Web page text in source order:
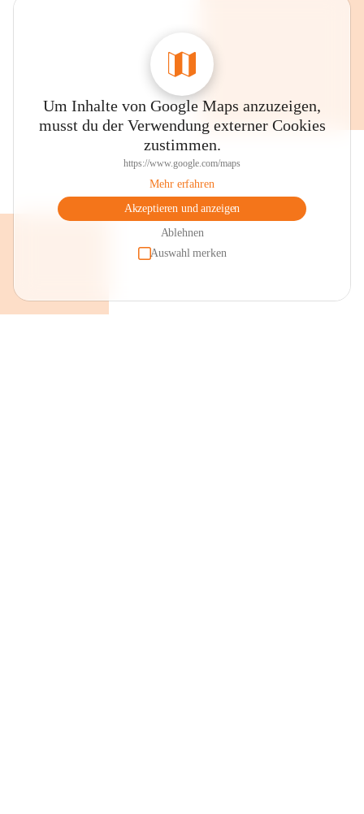
Um Inhalte von Google Maps anzuzeigen,
musst du der Verwendung externer Cookies
zustimmen.
https://www.google.com/maps
Mehr erfahren
Akzeptieren und anzeigen
Ablehnen
Auswahl merken